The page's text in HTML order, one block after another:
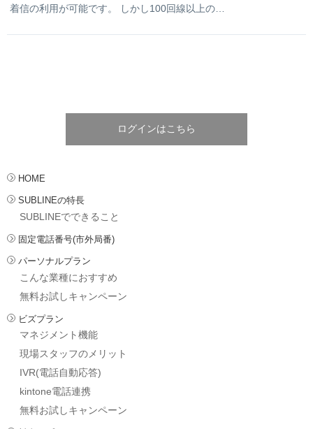
着信の利用が可能です。 しかし100回線以上の…
ログインはこちら
HOME
SUBLINEの特長
SUBLINEでできること
固定電話番号(市外局番)
パーソナルプラン
こんな業種におすすめ
無料お試しキャンペーン
ビズプラン
マネジメント機能
現場スタッフのメリット
IVR(電話自動応答)
kintone電話連携
無料お試しキャンペーン